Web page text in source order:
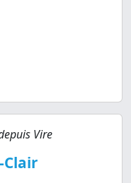
Vire
Clair